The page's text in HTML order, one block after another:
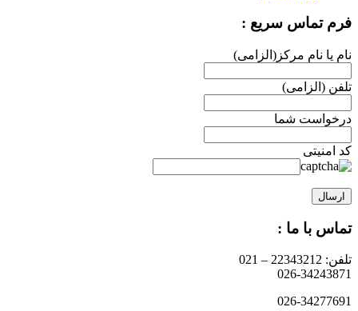
فرم تماس سریع :
نام یا نام مرکز(الزامی)
تلفن (الزامی)
درخواست شما
کد امنیتی
تماس با ما :
تلفن: 22343212 – 021
026-34243871
026-34277691